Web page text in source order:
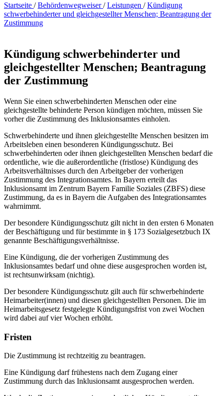
Startseite / Behördenwegweiser / Leistungen / Kündigung
schwerbehinderter und gleichgestellter Menschen; Beantragung der
Zustimmung
Kündigung schwerbehinderter und
gleichgestellter Menschen; Beantragung
der Zustimmung
Wenn Sie einen schwerbehinderten Menschen oder eine
gleichgestellte behinderte Person kündigen möchten, müssen Sie
vorher die Zustimmung des Inklusionsamtes einholen.
Schwerbehinderte und ihnen gleichgestellte Menschen besitzen im
Arbeitsleben einen besonderen Kündigungsschutz. Bei
schwerbehinderten oder ihnen gleichgestellten Menschen bedarf die
ordentliche, wie die außerordentliche (fristlose) Kündigung des
Arbeitsverhältnisses durch den Arbeitgeber der vorherigen
Zustimmung des Integrationsamtes. In Bayern erteilt das
Inklusionsamt im Zentrum Bayern Familie Soziales (ZBFS) diese
Zustimmung, da es in Bayern die Aufgaben des Integrationsamtes
wahrnimmt.
Der besondere Kündigungsschutz gilt nicht in den ersten 6 Monaten
der Beschäftigung und für bestimmte in § 173 Sozialgesetzbuch IX
genannte Beschäftigungsverhältnisse.
Eine Kündigung, die der vorherigen Zustimmung des
Inklusionsamtes bedarf und ohne diese ausgesprochen worden ist,
ist rechtsunwirksam (nichtig).
Der besondere Kündigungsschutz gilt auch für schwerbehinderte
Heimarbeiter(innen) und diesen gleichgestellten Personen. Die im
Heimarbeitsgesetz festgelegte Kündigungsfrist von zwei Wochen
wird dabei auf vier Wochen erhöht.
Fristen
Die Zustimmung ist rechtzeitig zu beantragen.
Eine Kündigung darf frühestens nach dem Zugang einer
Zustimmung durch das Inklusionsamt ausgesprochen werden.